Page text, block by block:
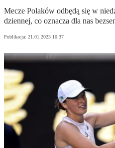
Mecze Polaków odbędą się w
dziennej, co oznacza dla nas
Publikacja: 21.01.2023 10:37